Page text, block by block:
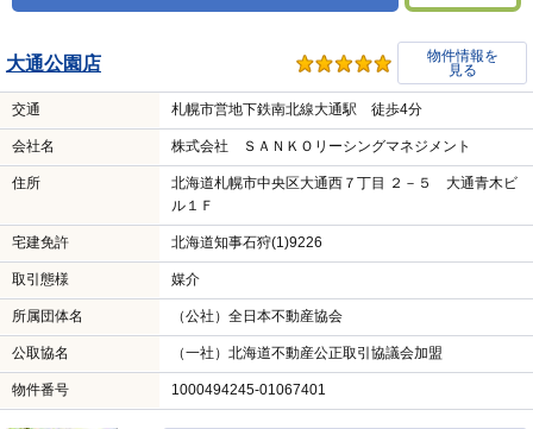
大通公園店
物件情報を
見る
交通 札幌市営地下鉄南北線大通駅 徒歩4分
会社名 株式会社 ＳＡＮＫＯリーシングマネジメント
住所
北海道札幌市中央区大通西７丁目 ２－５ 大通青木ビ
ル１Ｆ
宅建免許 北海道知事石狩(1)9226
取引態様 媒介
所属団体名 （公社）全日本不動産協会
公取協名 （一社）北海道不動産公正取引協議会加盟
物件番号 1000494245-01067401